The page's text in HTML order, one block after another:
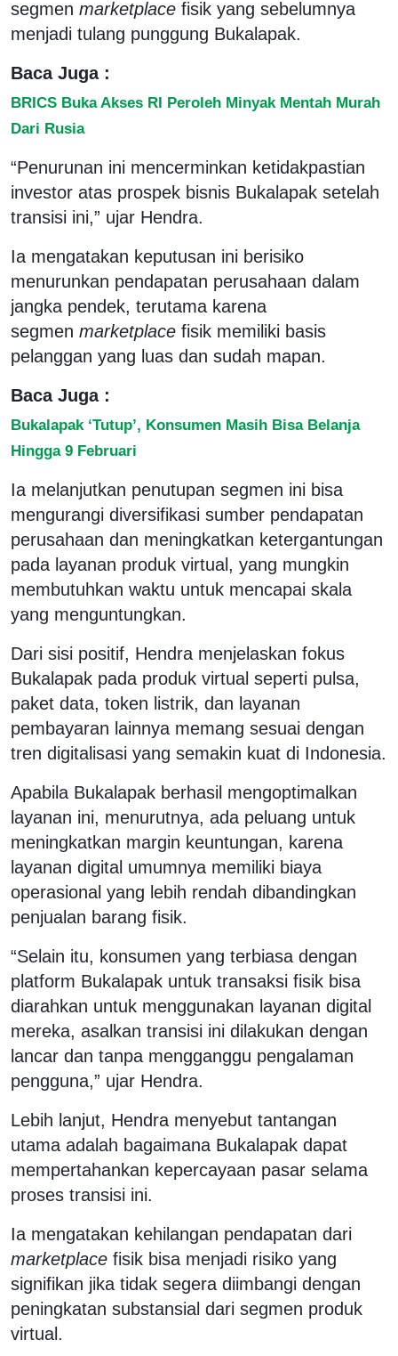
segmen marketplace fisik yang sebelumnya
menjadi tulang punggung Bukalapak.
Baca Juga :
BRICS Buka Akses RI Peroleh Minyak Mentah Murah
Dari Rusia
“Penurunan ini mencerminkan ketidakpastian
investor atas prospek bisnis Bukalapak setelah
transisi ini,” ujar Hendra.
Ia mengatakan keputusan ini berisiko
menurunkan pendapatan perusahaan dalam
jangka pendek, terutama karena
segmen marketplace fisik memiliki basis
pelanggan yang luas dan sudah mapan.
Baca Juga :
Bukalapak ‘Tutup’, Konsumen Masih Bisa Belanja
Hingga 9 Februari
Ia melanjutkan penutupan segmen ini bisa
mengurangi diversifikasi sumber pendapatan
perusahaan dan meningkatkan ketergantungan
pada layanan produk virtual, yang mungkin
membutuhkan waktu untuk mencapai skala
yang menguntungkan.
Dari sisi positif, Hendra menjelaskan fokus
Bukalapak pada produk virtual seperti pulsa,
paket data, token listrik, dan layanan
pembayaran lainnya memang sesuai dengan
tren digitalisasi yang semakin kuat di Indonesia.
Apabila Bukalapak berhasil mengoptimalkan
layanan ini, menurutnya, ada peluang untuk
meningkatkan margin keuntungan, karena
layanan digital umumnya memiliki biaya
operasional yang lebih rendah dibandingkan
penjualan barang fisik.
“Selain itu, konsumen yang terbiasa dengan
platform Bukalapak untuk transaksi fisik bisa
diarahkan untuk menggunakan layanan digital
mereka, asalkan transisi ini dilakukan dengan
lancar dan tanpa mengganggu pengalaman
pengguna,” ujar Hendra.
Lebih lanjut, Hendra menyebut tantangan
utama adalah bagaimana Bukalapak dapat
mempertahankan kepercayaan pasar selama
proses transisi ini.
Ia mengatakan kehilangan pendapatan dari
marketplace fisik bisa menjadi risiko yang
signifikan jika tidak segera diimbangi dengan
peningkatan substansial dari segmen produk
virtual.